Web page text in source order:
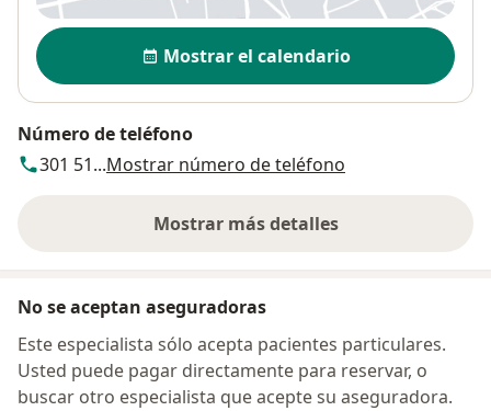
Disponibilidad
Mostrar el calendario
Número de teléfono
301 51...Mostrar número de teléfono
Mostrar más detalles
sobre la dirección
No se aceptan aseguradoras
Este especialista sólo acepta pacientes particulares.
Usted puede pagar directamente para reservar, o
buscar otro especialista que acepte su aseguradora.